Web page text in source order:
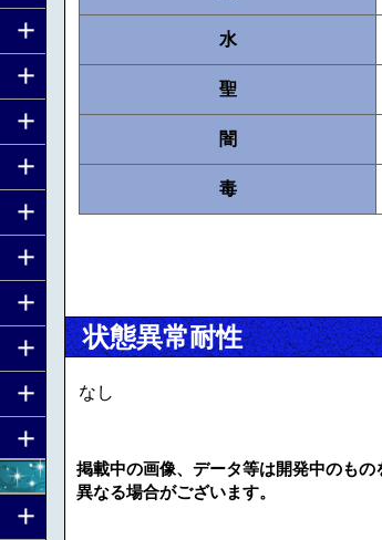
水
聖
闇
毒
状態異常耐性
なし
掲載中の画像、データ等は開発中のも
異なる場合がございます。